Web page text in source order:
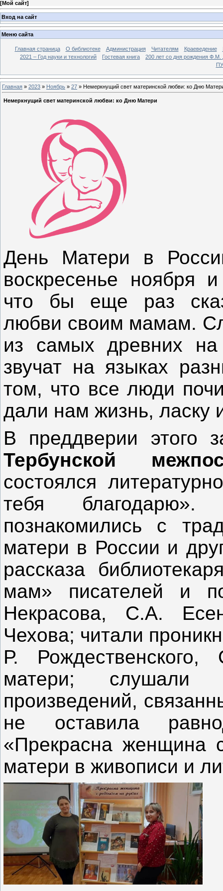
[Мой сайт]
Вход на сайт
Меню сайта
Главная страница О библиотеке Администрация Читателям Краеведение
2021 – Год науки и технологий
Гостевая книга
200 лет со дня рождения Ф.М.
Главная » 2023 » Ноябрь » 27 » Немеркнущий свет материнской любви: ко Дню
Немеркнущий свет материнской любви: ко Дню Матери
День Матери в
воскресенье ноября
что бы еще раз
любви своим мамам.
из самых древних
звучат на языках
том, что все люди
дали нам жизнь, ласку
В преддверии этого
Тербунской
состоялся
тебя благодарю».
познакомились с
матери в России и
рассказа
мам» писателей и
Некрасова, С.А.
Чехова; читали
Р.
матери; слушали
произведений,
не оставила
«Прекрасна женщина
матери в живописи и